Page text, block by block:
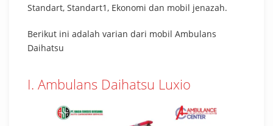
Standart, Standart1, Ekonomi dan mobil jenazah.
Berikut ini adalah varian dari mobil Ambulans
Daihatsu
I. Ambulans Daihatsu Luxio